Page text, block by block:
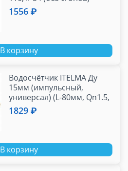
1556 ₽
В корзину
Водосчётчик ITELMA Ду
15мм (импульсный,
универсал) (L-80мм, Qn1.5,
10л/имп) с
присоединителями
1829 ₽
В корзину